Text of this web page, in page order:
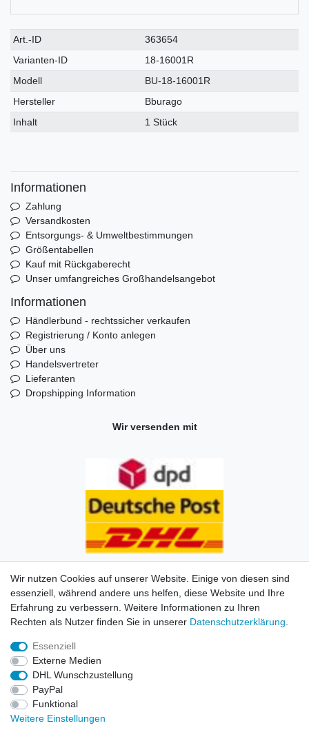
Technisches
Merkmal
Wert
Art.-ID
363654
Varianten-ID
18-16001R
Modell
BU-18-16001R
Hersteller
Bburago
Inhalt
1 Stück
Informationen
Zahlung
Versandkosten
Entsorgungs- & Umweltbestimmungen
Größentabellen
Kauf mit Rückgaberecht
Unser umfangreiches Großhandelsangebot
Informationen
Händlerbund - rechtssicher verkaufen
Registrierung / Konto anlegen
Über uns
Handelsvertreter
Lieferanten
Dropshipping Information
Wir versenden mit
Impressum Daten­schutz­erklärung AGB Kontakt
© Copyright 2026 | Alle Rechte vorbehalten. HL-
Handelsgesellschaft mbH.
Alle Markennamen, Warenzeichen sowie sämtliche
Produktbilder und Beschreibungen sind Eigentum Ihrer
rechtmäßigen Eigentümer und dienen hier nur der
Wir nutzen Cookies auf unserer Website. Einige von diesen sind
essenziell, während andere uns helfen, diese Website und Ihre
Erfahrung zu verbessern. Weitere Informationen zu Ihren
Rechten als Nutzer finden Sie in unserer Daten­schutz­erklärung
Essenziell
Externe Medien
DHL Wunschzustellung
PayPal
Funktional
Weitere Einstellungen